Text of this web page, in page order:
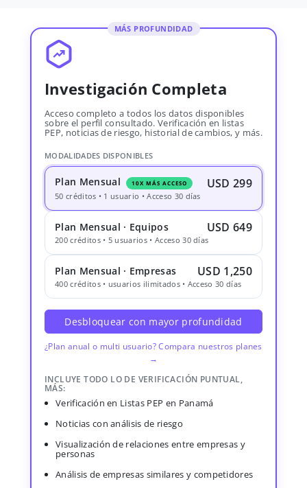
MÁS PROFUNDIDAD
Investigación Completa
Acceso completo a todos los datos disponibles
sobre el perfil consultado. Verificación en listas
PEP, noticias de riesgo, historial de cambios, y más.
MODALIDADES DISPONIBLES
Plan Mensual 10X MÁS ACCESO USD 299
50 créditos • 1 usuario • Acceso 30 días
Plan Mensual · Equipos USD 649
200 créditos • 5 usuarios • Acceso 30 días
Plan Mensual · Empresas USD 1,250
400 créditos • usuarios ilimitados • Acceso 30 días
Desbloquear con mayor profundidad
¿Plan anual o multi usuario? Compara nuestros planes
→
INCLUYE TODO LO DE VERIFICACIÓN PUNTUAL,
MÁS:
Verificación en Listas PEP en Panamá
Noticias con análisis de riesgo
Visualización de relaciones entre empresas y
personas
Análisis de empresas similares y competidores